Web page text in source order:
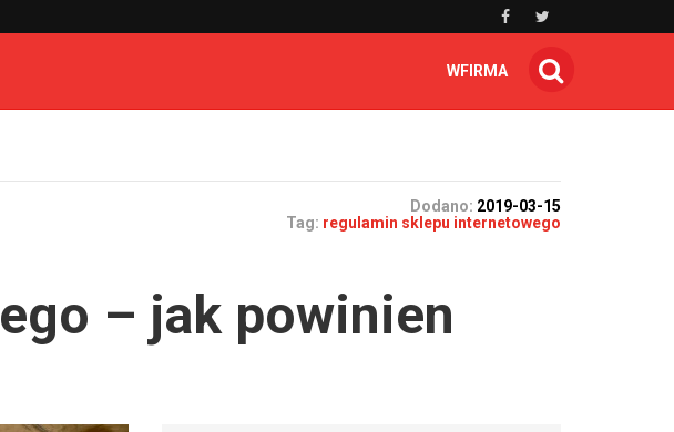
WFIRMA
Dodano: 2019-03-15
Tag: regulamin sklepu internetowego
– jak powinien